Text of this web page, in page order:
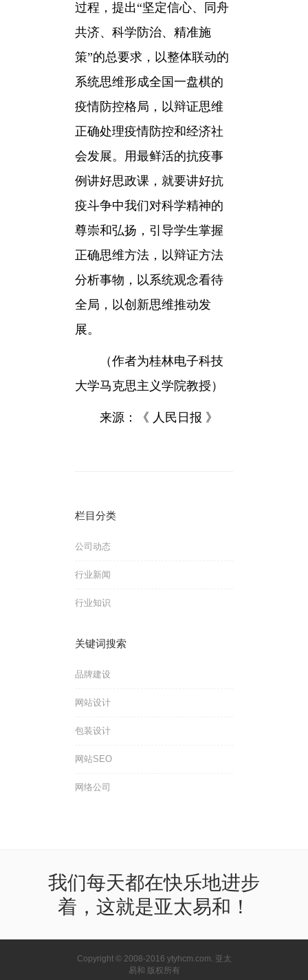
过程，提出“坚定信心、同舟
共济、科学防治、精准施
策”的总要求，以整体联动的
系统思维形成全国一盘棋的
疫情防控格局，以辩证思维
正确处理疫情防控和经济社
会发展。用最鲜活的抗疫事
例讲好思政课，就要讲好抗
疫斗争中我们对科学精神的
尊崇和弘扬，引导学生掌握
正确思维方法，以辩证方法
分析事物，以系统观念看待
全局，以创新思维推动发
展。
（作者为桂林电子科技
大学马克思主义学院教授）
来源：《 人民日报 》
栏目分类
公司动态
行业新闻
行业知识
关键词搜索
品牌建设
网站设计
包装设计
网站SEO
网络公司
我们每天都在快乐地进步
着，这就是亚太易和！
Copyright © 2008-2016 ytyhcm.com. 亚太
易和 版权所有